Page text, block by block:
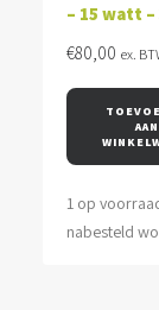
– 15 watt
€80,00 ex.
AAN
1 op
nabesteld